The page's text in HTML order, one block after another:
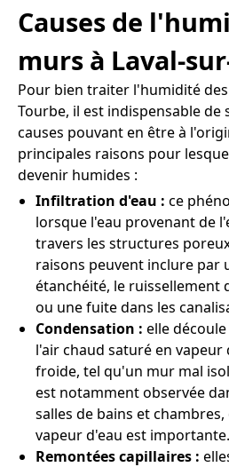
Causes de
murs à Laval-
Pour bien traiter l'humidité
Tourbe, il est indispensable de
causes pouvant en être à
principales raisons pour
devenir humides :
Infiltration d'eau : ce
lorsque l'eau provenant de
travers les structures
raisons peuvent inclure par
étanchéité, le ruissellement
ou une fuite dans les
Condensation : elle
l'air chaud saturé en vapeur
froide, tel qu'un mur mal
est notamment observée
salles de bains et
vapeur d'eau est importante.
Remontées capillaires :